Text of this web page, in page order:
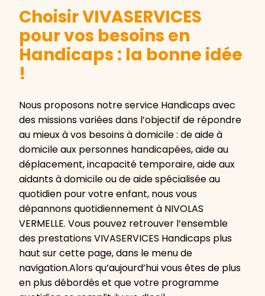
Choisir VIVASERVICES
pour vos besoins en
Handicaps : la bonne idée
!
Nous proposons notre service Handicaps avec
des missions variées dans l’objectif de répondre
au mieux à vos besoins à domicile : de aide à
domicile aux personnes handicapées, aide au
déplacement, incapacité temporaire, aide aux
aidants à domicile ou de aide spécialisée au
quotidien pour votre enfant, nous vous
dépannons quotidiennement à NIVOLAS
VERMELLE. Vous pouvez retrouver l’ensemble
des prestations VIVASERVICES Handicaps plus
haut sur cette page, dans le menu de
navigation.Alors qu’aujourd’hui vous êtes de plus
en plus débordés et que votre programme